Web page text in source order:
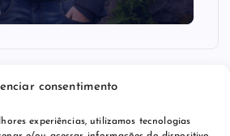
consentimento
experiências, utilizamos tecnologias